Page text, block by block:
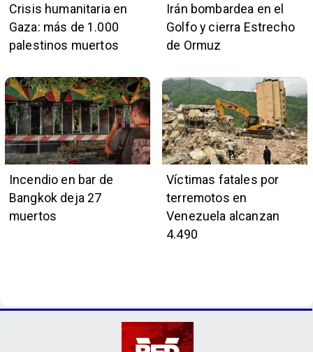
Crisis humanitaria en
Gaza: más de 1.000
palestinos muertos
Irán bombardea en el
Golfo y cierra Estrecho
de Ormuz
Incendio en bar de
Bangkok deja 27
muertos
Víctimas fatales por
terremotos en
Venezuela alcanzan
4.490